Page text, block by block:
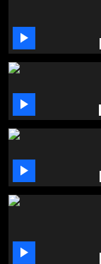



